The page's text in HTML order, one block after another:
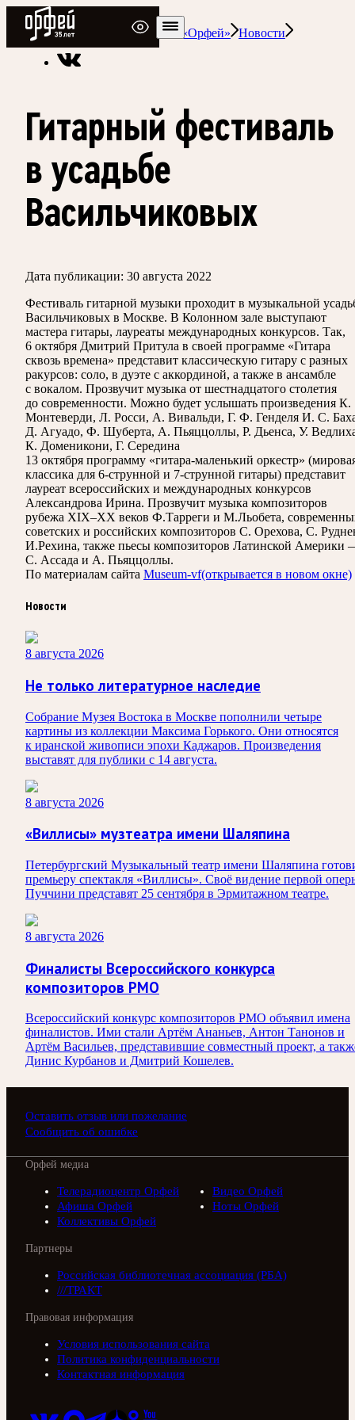
Радио Орфей
Радио классической музыки «Орфей»
Новости
Гитарный фестиваль
в усадьбе
Васильчиковых
Дата публикации: 30 августа 2022
Фестиваль гитарной музыки проходит в музыкальной
Васильчиковых в Москве. В Колонном зале выступают
мастера гитары, лауреаты международных конкурсов. Так,
6 октября Дмитрий Притула в своей программе «Гитара
сквозь времена» представит классическую гитару с разных
ракурсов: соло, в дуэте с аккординой, а также в ансамбле
с вокалом. Прозвучит музыка от шестнадцатого столетия
до современности. Можно будет услышать произведения К.
Монтеверди, Л. Росси, А. Вивальди, Г. Ф. Генделя И. С.
Д. Агуадо, Ф. Шуберта, А. Пьяццоллы, Р. Дьенса, У.
К. Доменикони, Г. Середина
13 октября программу «гитара-маленький оркестр»
классика для 6-струнной и 7-струнной гитары) представит
лауреат всероссийских и международных конкурсов
Александрова Ирина. Прозвучит музыка композиторов
рубежа XIX–XX веков Ф.Тарреги и М.Льобета,
советских и российских композиторов С. Орехова, С.
И.Рехина, также пьесы композиторов Латинской Америки
С. Ассада и А. Пьяццоллы.
По материалам сайта Museum-vf(открывается в новом окне)
Новости
8 августа 2026
Не только литературное наследие
Собрание Музея Востока в Москве пополнили четыре
картины из коллекции Максима Горького. Они относятся
к иранской живописи эпохи Каджаров. Произведения
выставят для публики с 14 августа.
8 августа 2026
«Виллисы» музтеатра имени Шаляпина
Петербургский Музыкальный театр имени Шаляпина
премьеру спектакля «Виллисы». Своё видение первой
Пуччини представят 25 сентября в Эрмитажном театре.
8 августа 2026
Финалисты Всероссийского конкурса
композиторов РМО
Всероссийский конкурс композиторов РМО объявил имена
финалистов. Ими стали Артём Ананьев, Антон Танонов и
Артём Васильев, представившие совместный проект, а
Динис Курбанов и Дмитрий Кошелев.
Оставить отзыв или пожелание
Сообщить об ошибке
Орфей медиа
Телерадиоцентр Орфей
Видео Орфей
Афиша Орфей
Ноты Орфей
Коллективы Орфей
Партнеры
Российская библиотечная ассоциация (РБА)
///ТРАКТ
Правовая информация
Условия использования сайта
Политика конфиденциальности
Контактная информация